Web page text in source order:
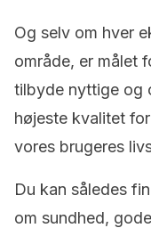
Og selv om hver
område, er målet
tilbyde nyttige og
højeste kvalitet
vores brugeres
Du kan således
om sundhed,